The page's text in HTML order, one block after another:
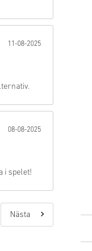
11-08-2025
08-08-2025
i spelet!
Nästa